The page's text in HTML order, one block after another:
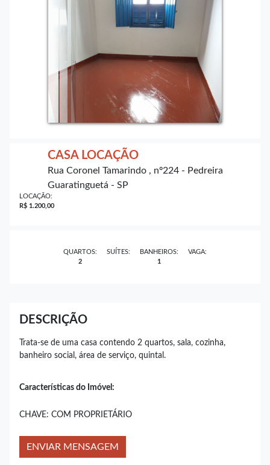
CASA LOCAÇÃO
Rua Coronel Tamarindo , nº224 - Pedreira
Guaratinguetá - SP
LOCAÇÃO:
R$ 1.200,00
QUARTOS:
2
SUÍTES:
BANHEIROS:
1
VAGA:
DESCRIÇÃO
Trata-se de uma casa contendo 2 quartos, sala, cozinha,
banheiro social, área de serviço, quintal.
Características do Imóvel:
CHAVE: COM PROPRIETÁRIO
ENVIAR MENSAGEM